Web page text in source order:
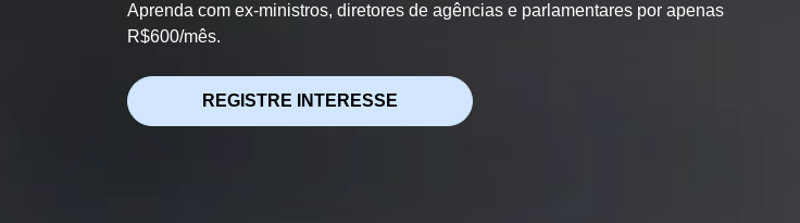
Aprenda com ex-ministros, diretores de agências e parlamentares por apenas
R$600/mês.
REGISTRE INTERESSE